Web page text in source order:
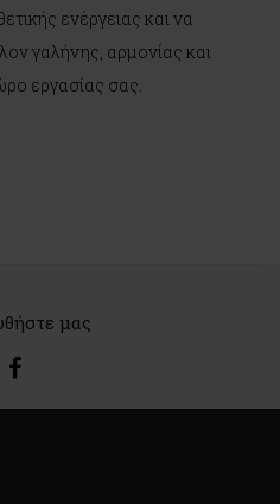
ενέργειας και να
γαλήνης, αρμονίας και
εργασίας σας.
μας